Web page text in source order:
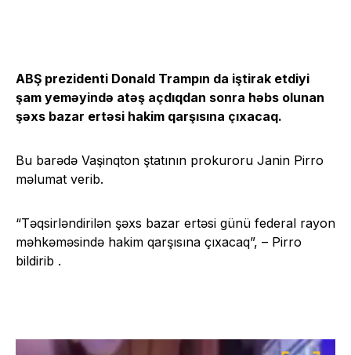
ABŞ prezidenti Donald Trampın da iştirak etdiyi
şam yeməyində atəş açdıqdan sonra həbs olunan
şəxs bazar ertəsi hakim qarşısına çıxacaq.
Bu barədə Vaşinqton ştatının prokuroru Janin Pirro
məlumat verib.
“Təqsirləndirilən şəxs bazar ertəsi günü federal rayon
məhkəməsində hakim qarşısına çıxacaq”, – Pirro
bildirib .